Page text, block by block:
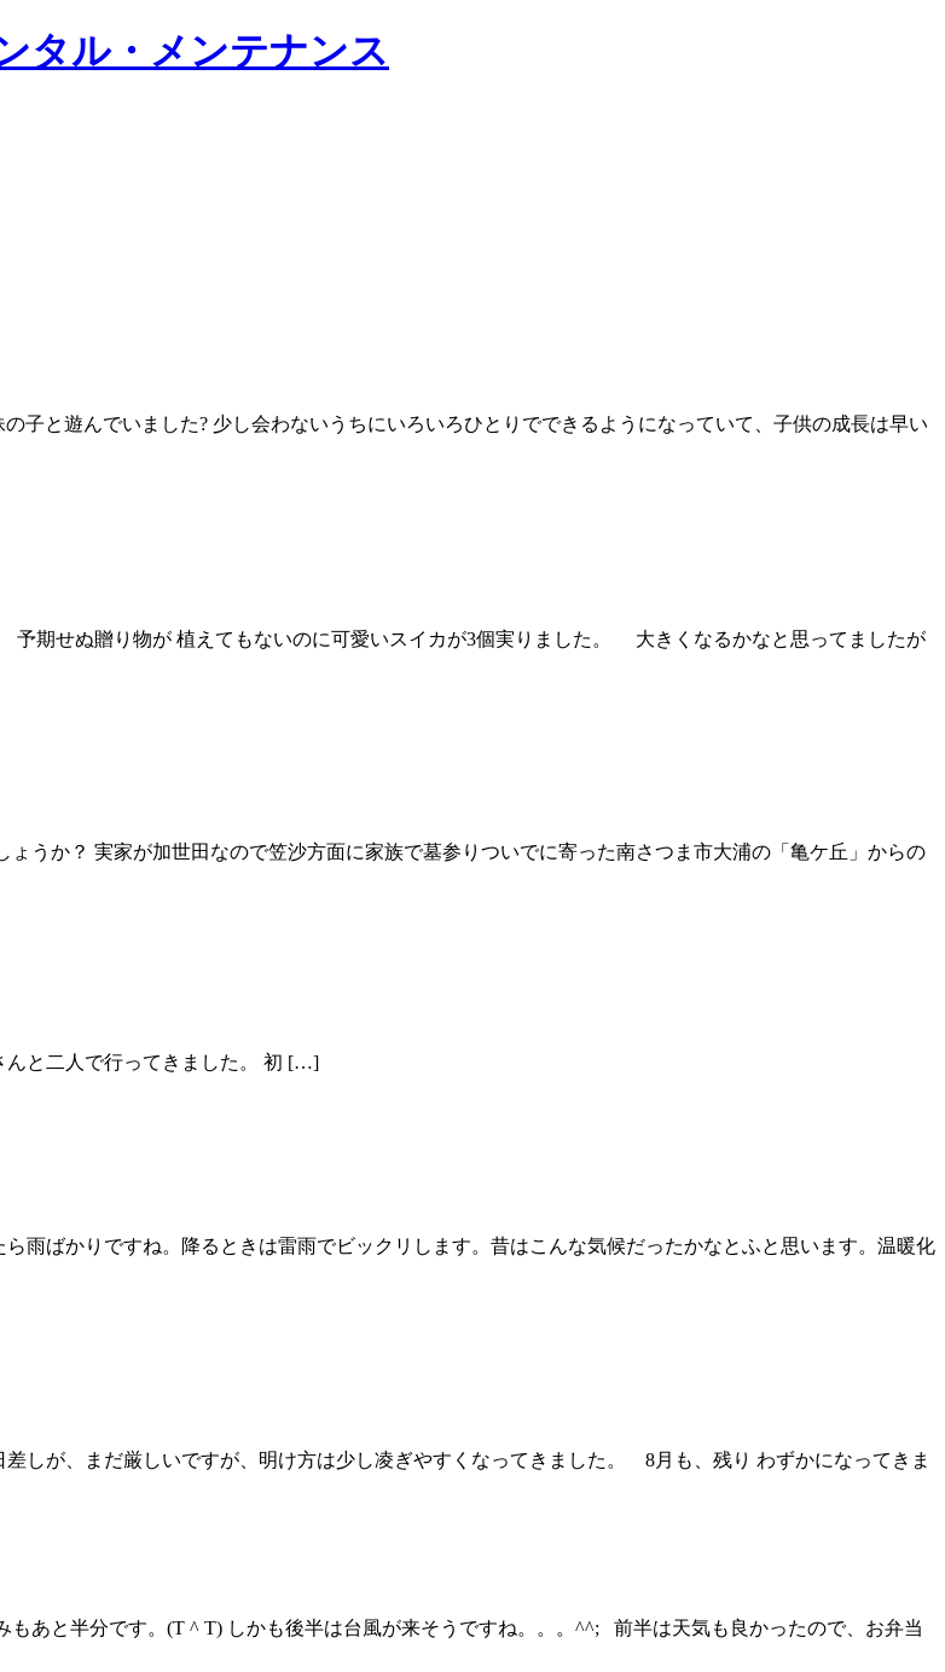
子と遊んでいました? 少し会わないうちにいろいろひとりでできるようになっていて、子供の成長は早い
期せぬ贈り物が 植えてもないのに可愛いスイカが3個実りました。 大きくなるかなと思ってましたが
うか？ 実家が加世田なので笠沙方面に家族で墓参りついでに寄った南さつま市大浦の「亀ケ丘」からの
二人で行ってきました。 初 […]
雨ばかりですね。降るときは雷雨でビックリします。昔はこんな気候だったかなとふと思います。温暖化
しが、まだ厳しいですが、明け方は少し凌ぎやすくなってきました。 8月も、残り わずかになってきま
あと半分です。(T ^ T) しかも後半は台風が来そうですね。。。^^; 前半は天気も良かったので、お弁当